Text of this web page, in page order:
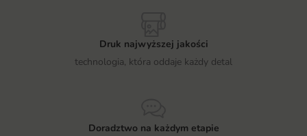
Druk najwyższej jakości
technologia, która oddaje każdy detal
Doradztwo na każdym etapie